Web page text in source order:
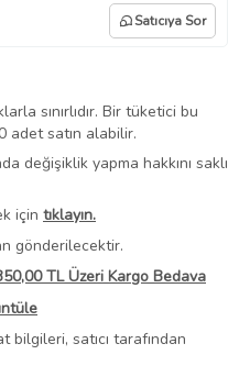
Satıcıya Sor
sınırlıdır. Bir tüketici bu
adet satın alabilir.
değişiklik yapma hakkını saklı
için tıklayın.
gönderilecektir.
TL Üzeri Kargo Bedava
bilgileri, satıcı tarafından